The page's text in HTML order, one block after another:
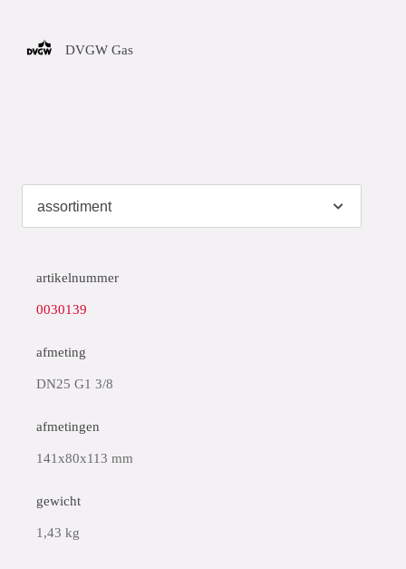
DVGW Gas
artikelnummer
0030139
afmeting
DN25 G1 3/8
afmetingen
141x80x113 mm
gewicht
1,43 kg